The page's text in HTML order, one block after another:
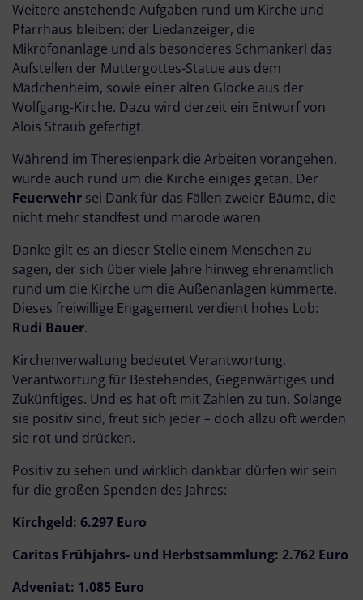
Weitere anstehende Aufgaben rund um Kirche und
Pfarrhaus bleiben: der Liedanzeiger, die
Mikrofonanlage und als besonderes Schmankerl das
Aufstellen der Muttergottes-Statue aus dem
Mädchenheim, sowie einer alten Glocke aus der
Wolfgang-Kirche. Dazu wird derzeit ein Entwurf von
Alois Straub gefertigt.
Während im Theresienpark die Arbeiten vorangehen,
wurde auch rund um die Kirche einiges getan. Der
Feuerwehr sei Dank für das Fällen zweier Bäume, die
nicht mehr standfest und marode waren.
Danke gilt es an dieser Stelle einem Menschen zu
sagen, der sich über viele Jahre hinweg ehrenamtlich
rund um die Kirche um die Außenanlagen kümmerte.
Dieses freiwillige Engagement verdient hohes Lob:
Rudi Bauer.
Kirchenverwaltung bedeutet Verantwortung,
Verantwortung für Bestehendes, Gegenwärtiges und
Zukünftiges. Und es hat oft mit Zahlen zu tun. Solange
sie positiv sind, freut sich jeder – doch allzu oft werden
sie rot und drücken.
Positiv zu sehen und wirklich dankbar dürfen wir sein
für die großen Spenden des Jahres:
Kirchgeld: 6.297 Euro
Caritas Frühjahrs- und Herbstsammlung: 2.762 Euro
Adveniat: 1.085 Euro